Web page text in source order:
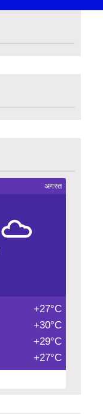
अगस्त
+27°C
+30°C
+29°C
+27°C